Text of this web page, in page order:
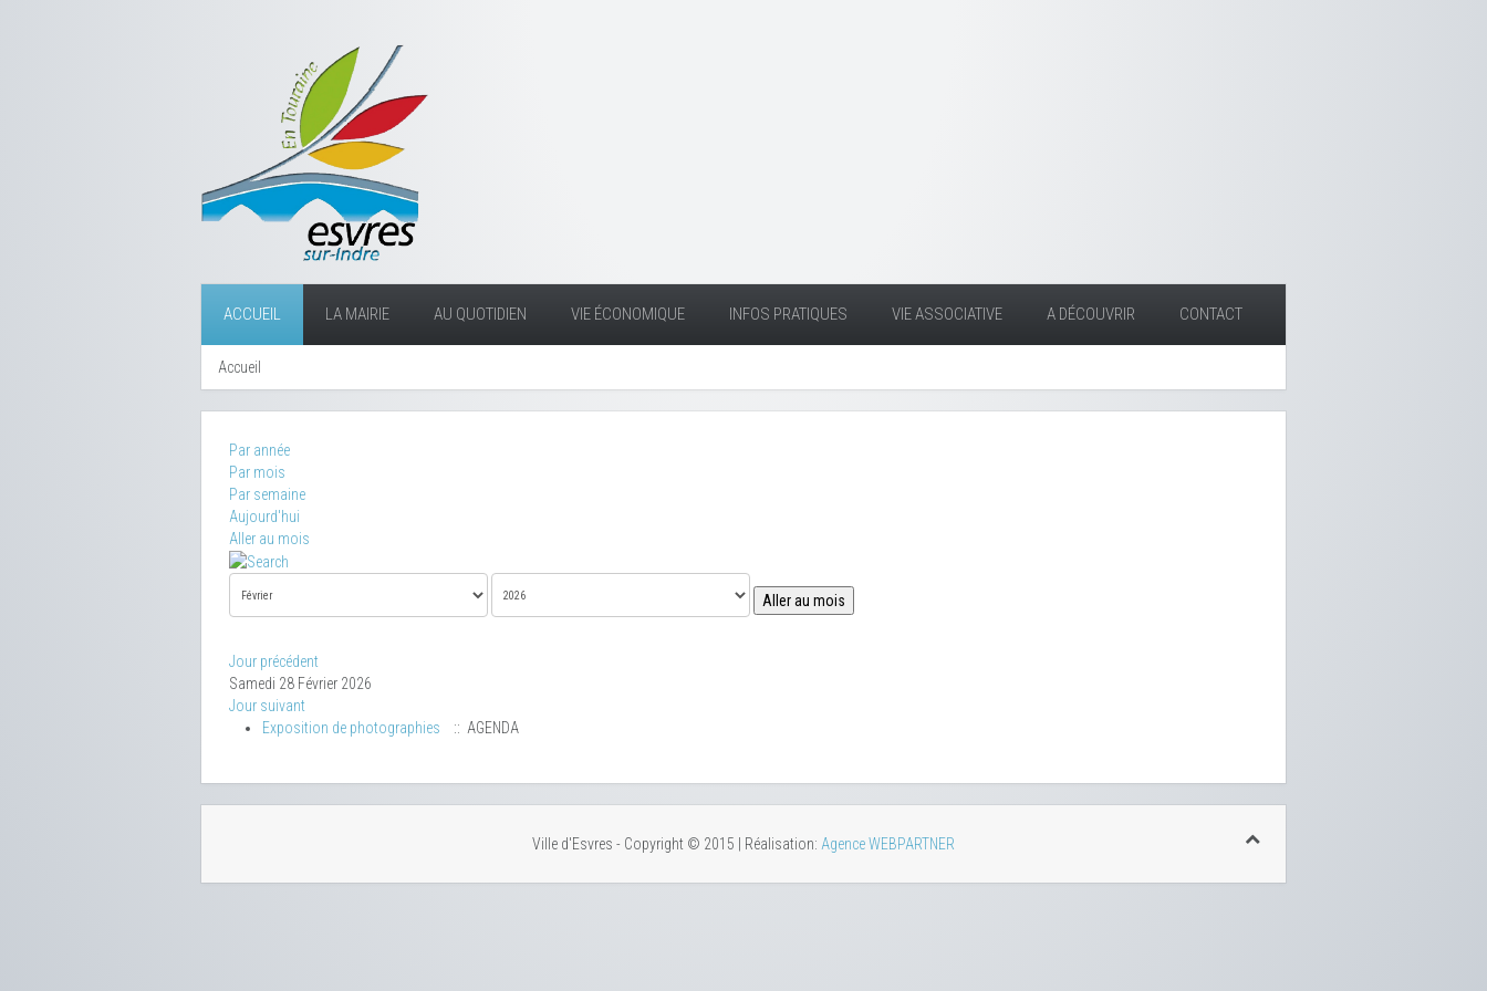
ACCUEIL LA MAIRIE AU QUOTIDIEN VIE ÉCONOMIQUE INFOS PRATIQUES VIE ASSOCIATIVE A DÉCOUVRIR CONTACT
Accueil
Par année
Par mois
Par semaine
Aujourd'hui
Aller au mois
Aller au mois
Jour précédent
Samedi 28 Février 2026
Jour suivant
Exposition de photographies
:: AGENDA
Ville d'Esvres - Copyright © 2015 | Réalisation: Agence WEBPARTNER